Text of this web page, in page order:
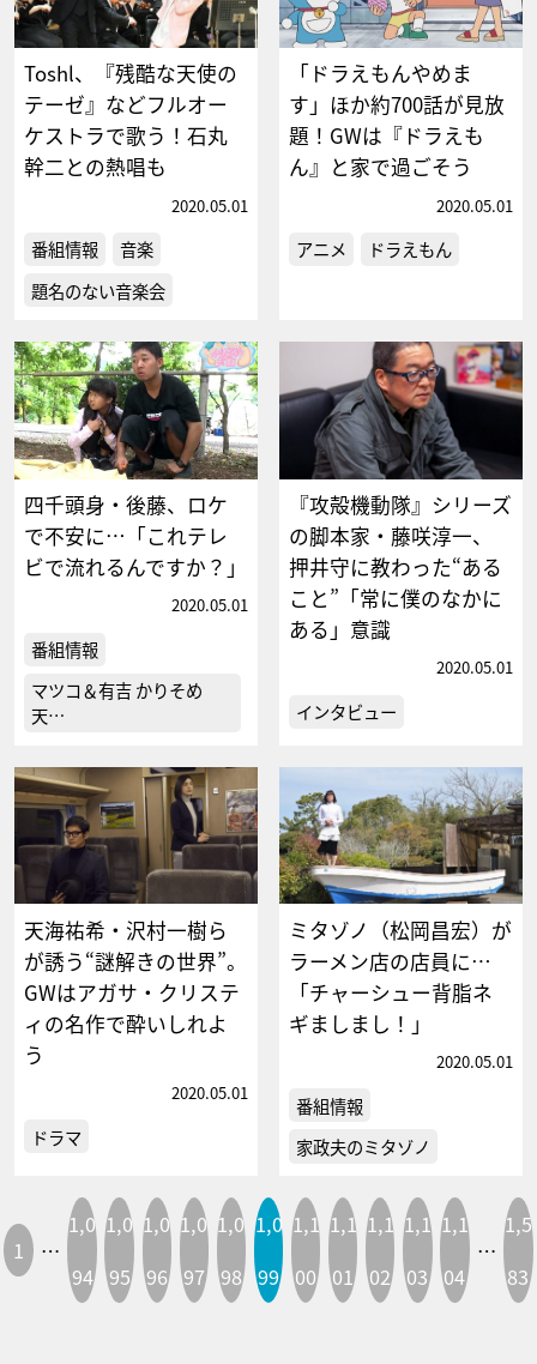
Toshl、『残酷な天使の
テーゼ』などフルオー
ケストラで歌う！石丸
幹二との熱唱も
2020.05.01
番組情報
音楽
題名のない音楽会
「ドラえもんやめま
す」ほか約700話が見放
題！GWは『ドラえも
ん』と家で過ごそう
2020.05.01
アニメ ドラえもん
四千頭身・後藤、ロケ
で不安に…「これテレ
ビで流れるんですか？」
2020.05.01
番組情報
マツコ＆有吉 かりそめ
天…
『攻殻機動隊』シリーズ
の脚本家・藤咲淳一、
押井守に教わった“ある
こと”「常に僕のなかに
ある」意識
2020.05.01
インタビュー
天海祐希・沢村一樹ら
が誘う“謎解きの世界”。
GWはアガサ・クリステ
ィの名作で酔いしれよ
う
2020.05.01
ドラマ
ミタゾノ（松岡昌宏）が
ラーメン店の店員に…
「チャーシュー背脂ネ
ギましまし！」
2020.05.01
番組情報
家政夫のミタゾノ
1 …
1,0
94
1,0
95
1,0
96
1,0
97
1,0
98
1,0
99
1,1
00
1,1
01
1,1
02
1,1
03
1,1
04
…
1,5
83